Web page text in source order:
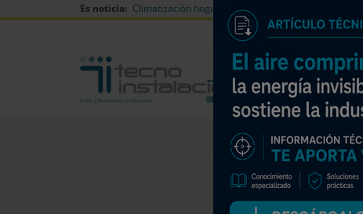
Es noticia: Climatización hogares verano